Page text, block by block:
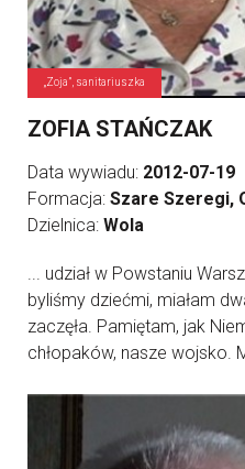
„Zoja”, sanitariuszka
ZOFIA STAŃCZAK
Data wywiadu: 2012-07-19
Formacja: Szare Szeregi,
Dzielnica: Wola
... udział w Powstaniu
byliśmy dziećmi, miałam
zaczęła. Pamiętam, jak
chłopaków, nasze wojsko.